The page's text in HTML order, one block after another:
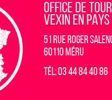
OFFICE DE
VEXIN EN
51 rue Roger
60110 Méru
Tél: 03 44 84 40 86